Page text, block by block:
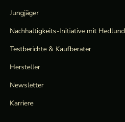
Jungjäger
Nachhaltigkeits-Initiative mit Hedlund
Testberichte & Kaufberater
Hersteller
Newsletter
Karriere